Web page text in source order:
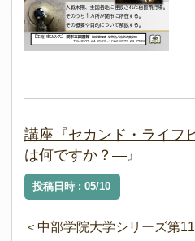
講座『セカンド・ライフ
は何ですか？―』
投稿日時 : 05/10
＜中部学院大学シリーズ第